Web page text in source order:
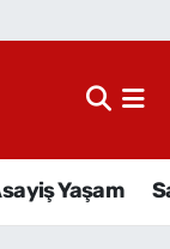
Yaşam